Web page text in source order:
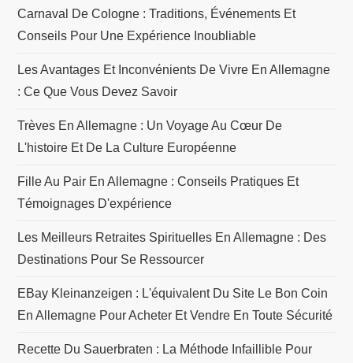
a
t
i
l
e
Carnaval De Cologne : Traditions, Événements Et
Conseils Pour Une Expérience Inoubliable
Les Avantages Et Inconvénients De Vivre En Allemagne
: Ce Que Vous Devez Savoir
Trèves En Allemagne : Un Voyage Au Cœur De
L'histoire Et De La Culture Européenne
Fille Au Pair En Allemagne : Conseils Pratiques Et
Témoignages D'expérience
Les Meilleurs Retraites Spirituelles En Allemagne : Des
Destinations Pour Se Ressourcer
EBay Kleinanzeigen : L'équivalent Du Site Le Bon Coin
En Allemagne Pour Acheter Et Vendre En Toute Sécurité
Recette Du Sauerbraten : La Méthode Infaillible Pour